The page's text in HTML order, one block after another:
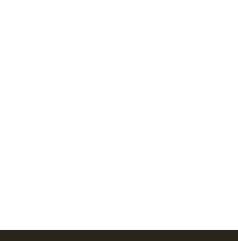
599
699
277
NUMMER